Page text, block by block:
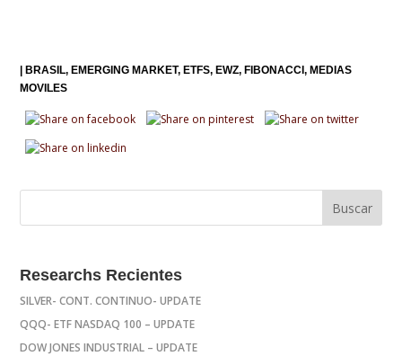
BRASIL EMERGING MARKET ETFS EWZ FIBONACCI MEDIAS
MOVILES
Researchs Recientes
SILVER- CONT. CONTINUO- UPDATE
QQQ- ETF NASDAQ 100 – UPDATE
DOW JONES INDUSTRIAL – UPDATE